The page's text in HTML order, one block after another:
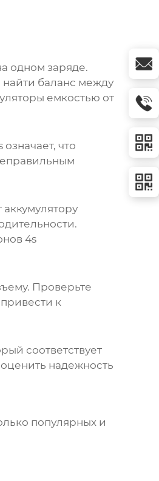
одном заряде.
найти баланс между
емкостью от
означает, что
4s
Проверьте
к
соответствует
надежность
популярных и